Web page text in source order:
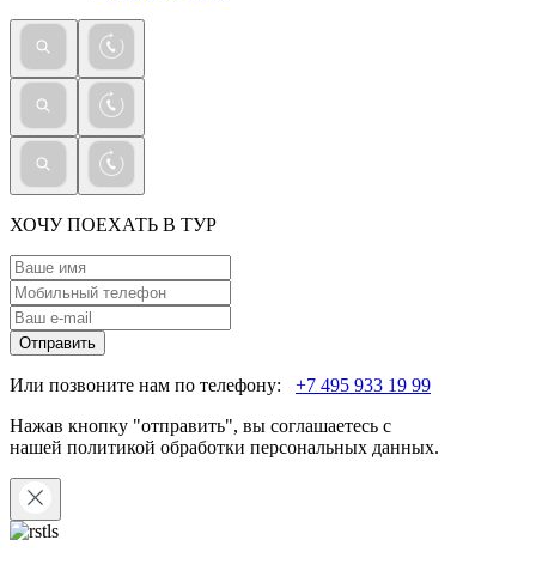
ХОЧУ ПОЕХАТЬ В ТУР
Отправить
Или позвоните нам по телефону: +7 495 933 19 99
Нажав кнопку "отправить", вы соглашаетесь с
нашей политикой обработки персональных данных.